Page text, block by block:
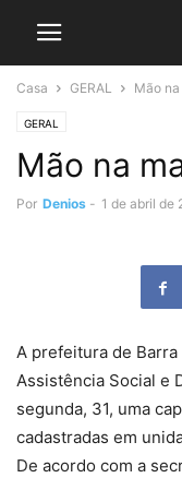
Casa GERAL Mão
GERAL
Mão na
Por Denios - 1 de abril de
A prefeitura de
Assistência Social e
segunda, 31, uma
cadastradas em
De acordo com a